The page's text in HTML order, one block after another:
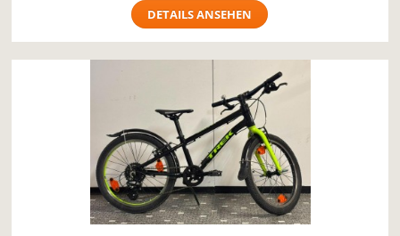
DETAILS ANSEHEN